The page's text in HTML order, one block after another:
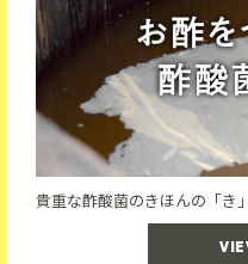
貴重な酢酸菌のきほんの「き